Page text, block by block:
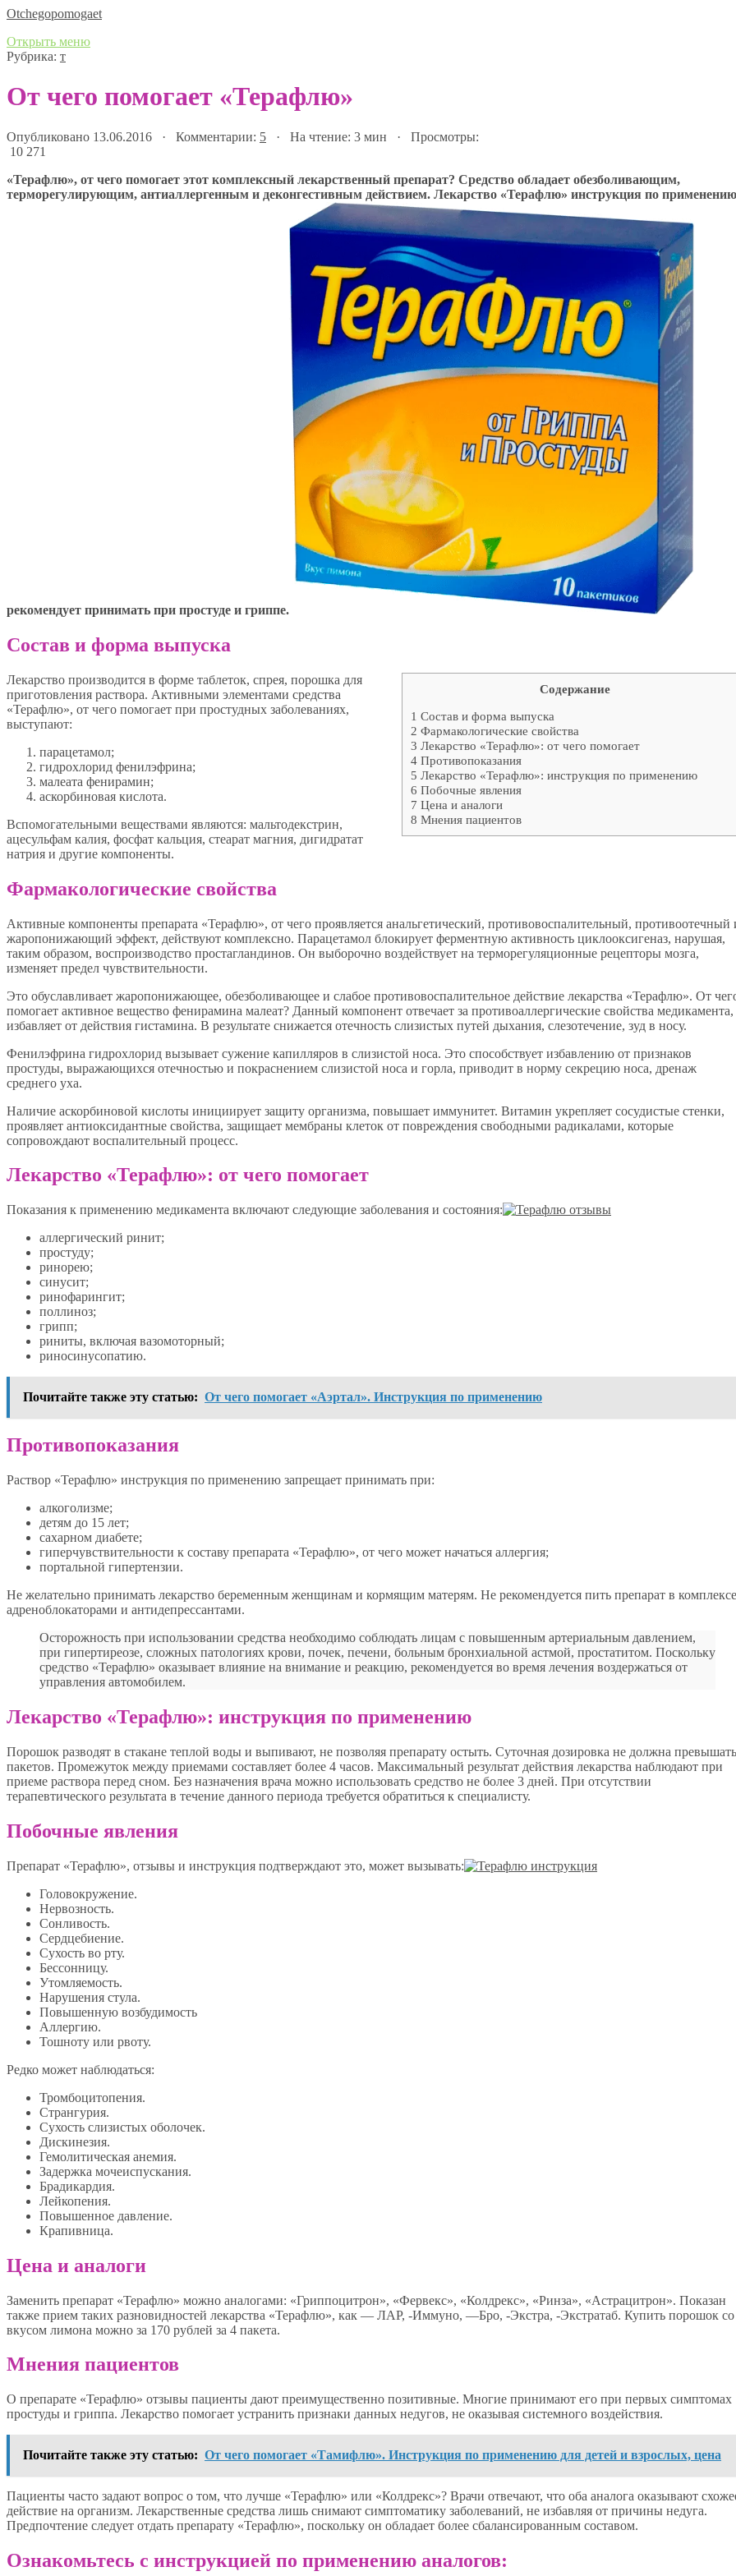
Оtchegopomogaet
Открыть меню
Рубрика: т
От чего помогает «Терафлю»
Опубликовано 13.06.2016 · Комментарии: 5 · На чтение: 3 мин · Просмотры:
10 271
«Терафлю», от чего помогает этот комплексный лекарственный препарат? Средство обладает обезболивающим,
терморегулирующим, антиаллергенным и деконгестивным действием. Лекарство «Терафлю» инструкция по применению
рекомендует принимать при простуде и гриппе.
Состав и форма выпуска
Содержание
1 Состав и форма выпуска
2 Фармакологические свойства
3 Лекарство «Терафлю»: от чего помогает
4 Противопоказания
5 Лекарство «Терафлю»: инструкция по применению
6 Побочные явления
7 Цена и аналоги
8 Мнения пациентов
Лекарство производится в форме таблеток, спрея, порошка для
приготовления раствора. Активными элементами средства
«Терафлю», от чего помогает при простудных заболеваниях,
выступают:
парацетамол;
гидрохлорид фенилэфрина;
малеата фенирамин;
аскорбиновая кислота.
Вспомогательными веществами являются: мальтодекстрин,
ацесульфам калия, фосфат кальция, стеарат магния, дигидратат
натрия и другие компоненты.
Фармакологические свойства
Активные компоненты препарата «Терафлю», от чего проявляется анальгетический, противовоспалительный, противоотечный
жаропонижающий эффект, действуют комплексно. Парацетамол блокирует ферментную активность циклооксигеназ, нарушая,
таким образом, воспроизводство простагландинов. Он выборочно воздействует на терморегуляционные рецепторы мозга,
изменяет предел чувствительности.
Это обуславливает жаропонижающее, обезболивающее и слабое противовоспалительное действие лекарства «Терафлю». От
помогает активное вещество фенирамина малеат? Данный компонент отвечает за противоаллергические свойства медикамента,
избавляет от действия гистамина. В результате снижается отечность слизистых путей дыхания, слезотечение, зуд в носу.
Фенилэфрина гидрохлорид вызывает сужение капилляров в слизистой носа. Это способствует избавлению от признаков
простуды, выражающихся отечностью и покраснением слизистой носа и горла, приводит в норму секрецию носа, дренаж
среднего уха.
Наличие аскорбиновой кислоты инициирует защиту организма, повышает иммунитет. Витамин укрепляет сосудистые стенки,
проявляет антиоксидантные свойства, защищает мембраны клеток от повреждения свободными радикалами, которые
сопровождают воспалительный процесс.
Лекарство «Терафлю»: от чего помогает
Показания к применению медикамента включают следующие заболевания и состояния:
аллергический ринит;
простуду;
ринорею;
синусит;
ринофарингит;
поллиноз;
грипп;
риниты, включая вазомоторный;
риносинусопатию.
Почитайте также эту статью: От чего помогает «Аэртал». Инструкция по применению
Противопоказания
Раствор «Терафлю» инструкция по применению запрещает принимать при:
алкоголизме;
детям до 15 лет;
сахарном диабете;
гиперчувствительности к составу препарата «Терафлю», от чего может начаться аллергия;
портальной гипертензии.
Не желательно принимать лекарство беременным женщинам и кормящим матерям. Не рекомендуется пить препарат в
адреноблокаторами и антидепрессантами.
Осторожность при использовании средства необходимо соблюдать лицам с повышенным артериальным давлением,
при гипертиреозе, сложных патологиях крови, почек, печени, больным бронхиальной астмой, простатитом. Поскольку
средство «Терафлю» оказывает влияние на внимание и реакцию, рекомендуется во время лечения воздержаться от
управления автомобилем.
Лекарство «Терафлю»: инструкция по применению
Порошок разводят в стакане теплой воды и выпивают, не позволяя препарату остыть. Суточная дозировка не должна
пакетов. Промежуток между приемами составляет более 4 часов. Максимальный результат действия лекарства наблюдают при
приеме раствора перед сном. Без назначения врача можно использовать средство не более 3 дней. При отсутствии
терапевтического результата в течение данного периода требуется обратиться к специалисту.
Побочные явления
Препарат «Терафлю», отзывы и инструкция подтверждают это, может вызывать:
Головокружение.
Нервозность.
Сонливость.
Сердцебиение.
Сухость во рту.
Бессонницу.
Утомляемость.
Нарушения стула.
Повышенную возбудимость
Аллергию.
Тошноту или рвоту.
Редко может наблюдаться:
Тромбоцитопения.
Странгурия.
Сухость слизистых оболочек.
Дискинезия.
Гемолитическая анемия.
Задержка мочеиспускания.
Брадикардия.
Лейкопения.
Повышенное давление.
Крапивница.
Цена и аналоги
Заменить препарат «Терафлю» можно аналогами: «Гриппоцитрон», «Фервекс», «Колдрекс», «Ринза», «Астрацитрон». Показан
также прием таких разновидностей лекарства «Терафлю», как — ЛАР, -Иммуно, —Бро, -Экстра, -Экстратаб. Купить порошок со
вкусом лимона можно за 170 рублей за 4 пакета.
Мнения пациентов
О препарате «Терафлю» отзывы пациенты дают преимущественно позитивные. Многие принимают его при первых симптомах
простуды и гриппа. Лекарство помогает устранить признаки данных недугов, не оказывая системного воздействия.
Почитайте также эту статью: От чего помогает «Тамифлю». Инструкция по применению для детей и взрослых, цена
Пациенты часто задают вопрос о том, что лучше «Терафлю» или «Колдрекс»? Врачи отвечают, что оба аналога оказывают
действие на организм. Лекарственные средства лишь снимают симптоматику заболеваний, не избавляя от причины недуга.
Предпочтение следует отдать препарату «Терафлю», поскольку он обладает более сбалансированным составом.
Ознакомьтесь с инструкцией по применению аналогов: